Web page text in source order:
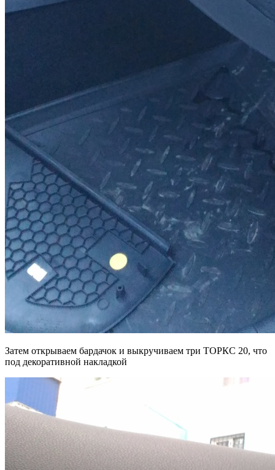
Затем открываем бардачок и выкручиваем три ТОРКС 20, что
под декоративной накладкой